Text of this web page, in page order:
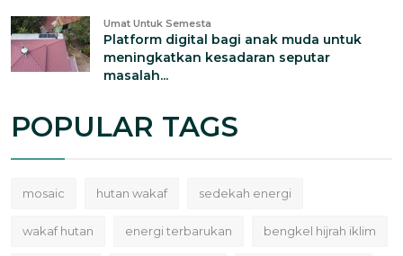
Umat Untuk Semesta
Platform digital bagi anak muda untuk
meningkatkan kesadaran seputar
masalah...
POPULAR TAGS
mosaic hutan wakaf sedekah energi
wakaf hutan energi terbarukan bengkel hijrah iklim